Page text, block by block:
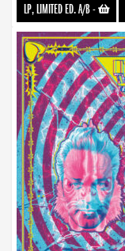
LP, LIMITED ED. A/B-